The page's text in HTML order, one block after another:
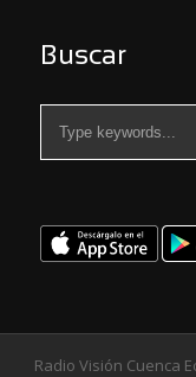
Buscar
Radio Visión Cuenca